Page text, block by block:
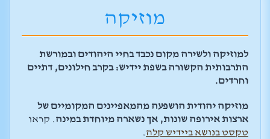
מוזיקה
למוזיקה ולשירה מקום נכבד בחיי היהודים ובמורשת
התרבותית הקשורה בשפת יידיש: בקרב חילונים, דתיים
וחרדים.
מוזיקה יהודית הושפעה מהמאפיינים המקומיים של
ארצות אירופה שונות, אך נשארה מיוחדת במינה. קראו
טקסט בנושא ביידיש קלה.